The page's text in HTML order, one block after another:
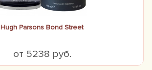
Hugh Parsons Bond Street
от 5238 руб.